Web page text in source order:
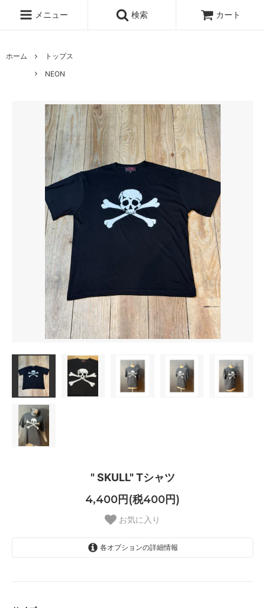
メニュー 検索 カート
ホーム
トップス
NEON
" SKULL" Tシャツ
4,400円(税400円)
お気に入り
各オプションの詳細情報